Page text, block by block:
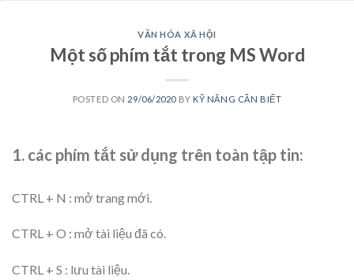
VĂN HÓA XÃ HỘI
Một số phím tắt trong MS Word
POSTED ON 29/06/2020 BY KỸ NĂNG CẦN BIẾT
1. các phím tắt sử dụng trên toàn tập tin:
CTRL + N : mở trang mới.
CTRL + O : mở tài liệu đã có.
CTRL + S : lưu tài liệu.